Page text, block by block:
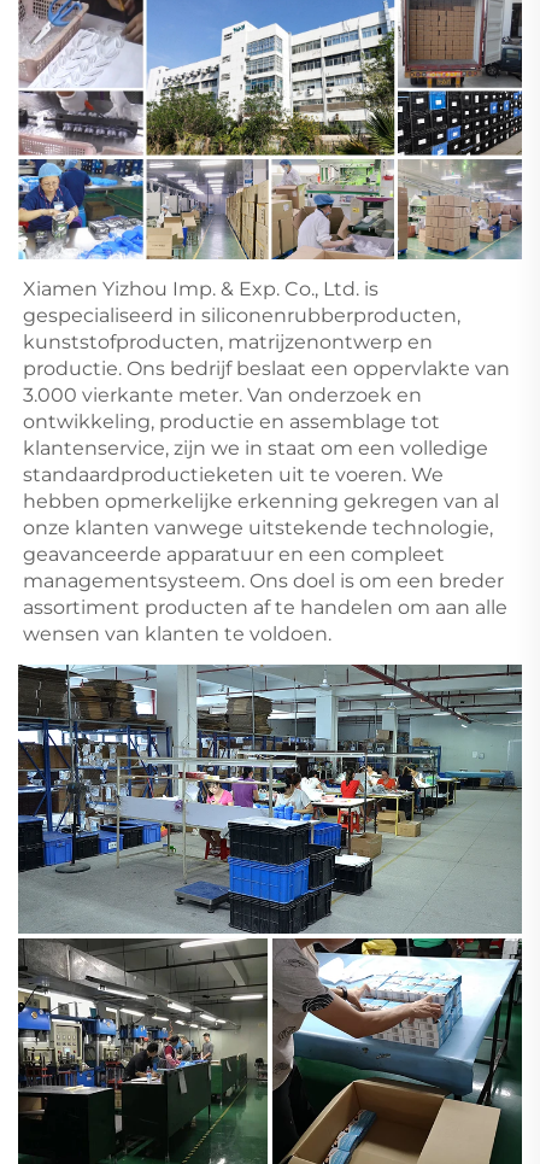
Xiamen Yizhou Imp. & Exp. Co., Ltd. is
gespecialiseerd in siliconenrubberproducten,
kunststofproducten, matrijzenontwerp en
productie. Ons bedrijf beslaat een oppervlakte van
3.000 vierkante meter. Van onderzoek en
ontwikkeling, productie en assemblage tot
klantenservice, zijn we in staat om een volledige
standaardproductieketen uit te voeren. We
hebben opmerkelijke erkenning gekregen van al
onze klanten vanwege uitstekende technologie,
geavanceerde apparatuur en een compleet
managementsysteem. Ons doel is om een breder
assortiment producten af te handelen om aan alle
wensen van klanten te voldoen.